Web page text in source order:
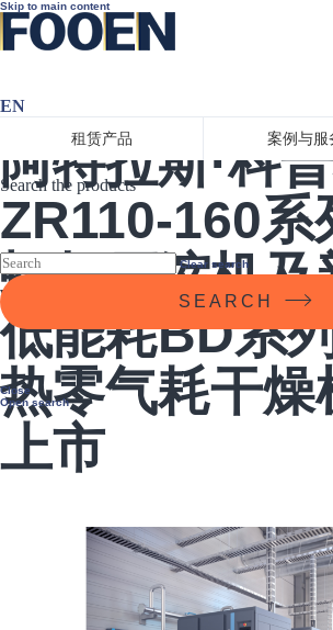
Skip to main content
租赁产品 案例与服
Close menu
EN
Search the products
Clear search
SEARCH
Close
Open search
阿特拉斯·科
ZR110-160系
螺杆压缩机及
低能耗BD系
热零气耗干燥
上市